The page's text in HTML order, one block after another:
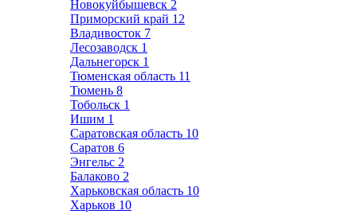
Новокуйбышевск 2
Приморский край 12
Владивосток 7
Лесозаводск 1
Дальнегорск 1
Тюменская область 11
Тюмень 8
Тобольск 1
Ишим 1
Саратовская область 10
Саратов 6
Энгельс 2
Балаково 2
Харьковская область 10
Харьков 10